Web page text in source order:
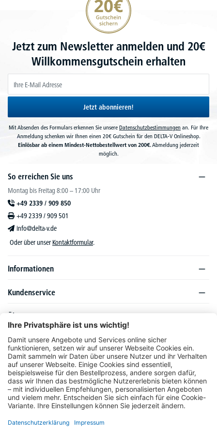
Jetzt zum Newsletter anmelden und 20€
Willkommensgutschein erhalten
Jetzt abonnieren!
Mit Absenden des Formulars erkennen Sie unsere Datenschutzbestimmungen an. Für Ihre
Anmeldung schenken wir Ihnen einen 20€ Gutschein für den DELTA-V Onlineshop.
Einlösbar ab einem Mindest-Nettobestellwert von 200€.Abmeldung jederzeit
möglich.
So erreichen Sie uns
Montag bis Freitag 8:00 – 17:00 Uhr
+49 2339 / 909 850
+49 2339 / 909 501
info@delta-v.de
Oder über unser Kontaktformular.
Informationen
Kundenservice
Über DELTA-V
Produktsortiment
Ratgeber
Folgen Sie uns auch auf
Unser Angebot richtet sich ausschließlich an Industrie, Handel, Gewerbe und